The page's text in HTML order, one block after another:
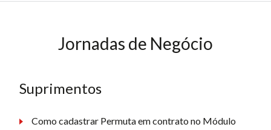
Jornadas de Negócio
Suprimentos
Como cadastrar Permuta em contrato no Módulo